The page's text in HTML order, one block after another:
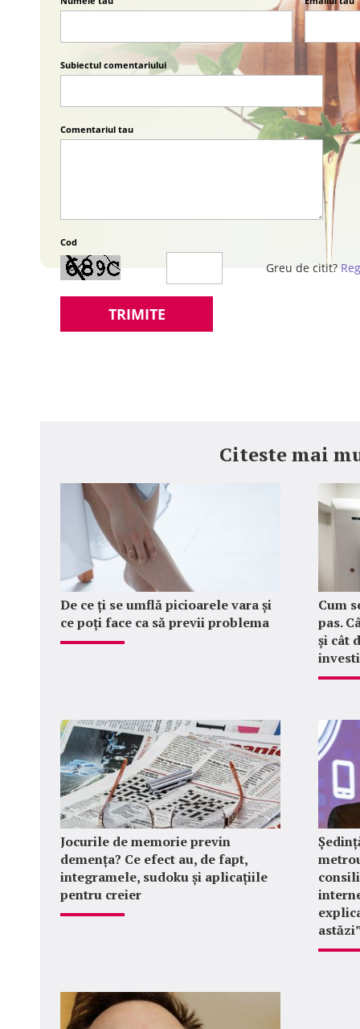
Subiectul comentariului
Comentariul tau
Cod
Greu de citit?
TRIMITE
Citeste mai
De ce ți se umflă picioarele vara și
ce poți face ca să previi problema
Cum
pas.
și cât
Jocurile de memorie previn
demența? Ce efect au, de fapt,
integramele, sudoku și aplicațiile
pentru creier